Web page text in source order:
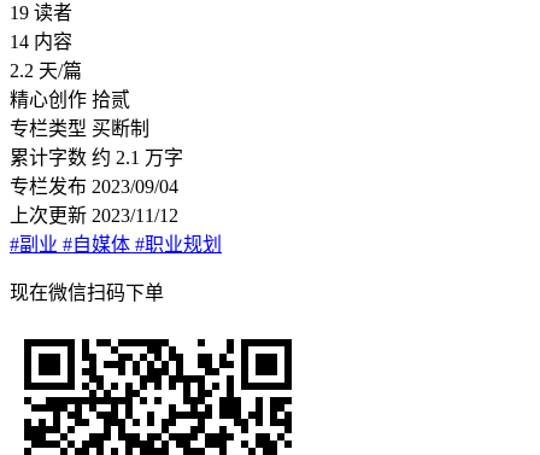
19 读者
14 内容
2.2 天/篇
精心创作 拾贰
专栏类型 买断制
累计字数 约 2.1 万字
专栏发布 2023/09/04
上次更新 2023/11/12
#副业 #自媒体 #职业规划
现在微信扫码下单